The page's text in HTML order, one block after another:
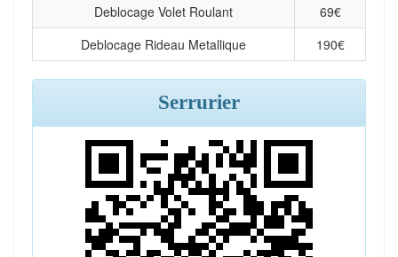
Deblocage Volet Roulant
69€
Deblocage Rideau Metallique
190€
Serrurier